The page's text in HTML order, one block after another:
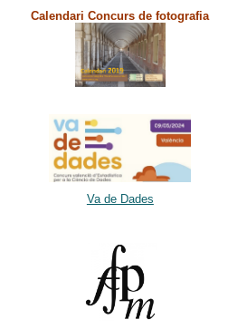
Calendari Concurs de fotografia
Va de Dades